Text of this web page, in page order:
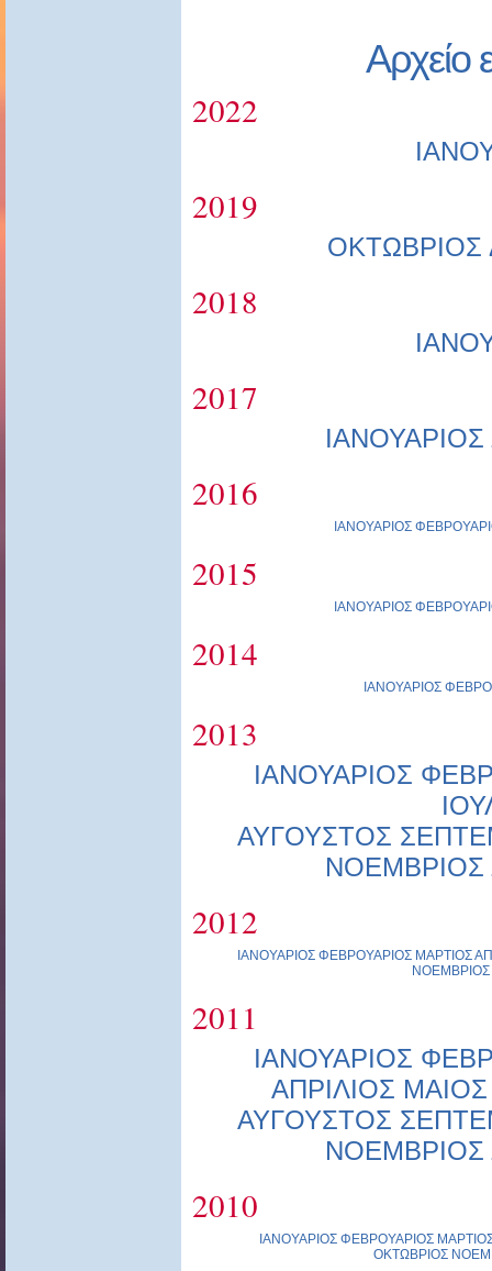
Αρχείο
2022
2019
ΟΚΤΩΒΡΙΟΣ
2018
2017
ΙΑΝΟΥΑΡΙΟΣ
2016
ΙΑΝΟΥΑΡΙΟΣ
2015
ΙΑΝΟΥΑΡΙΟΣ
2014
ΙΑΝΟΥΑΡΙΟΣ
2013
ΙΑΝΟΥΑΡΙΟΣ
ΑΥΓΟΥΣΤΟΣ
ΝΟΕΜΒΡΙΟΣ
2012
ΙΑΝΟΥΑΡΙΟΣ ΦΕΒΡΟΥΑΡΙΟΣ ΜΑΡΤΙΟΣ
ΝΟΕΜΒΡΙΟΣ
2011
ΙΑΝΟΥΑΡΙΟΣ
ΑΠΡΙΛΙΟΣ ΜΑΙΟΣ
ΑΥΓΟΥΣΤΟΣ
ΝΟΕΜΒΡΙΟΣ
2010
ΙΑΝΟΥΑΡΙΟΣ ΦΕΒΡΟΥΑΡΙΟΣ
ΟΚΤΩΒΡΙΟΣ